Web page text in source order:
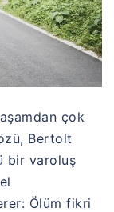
çok
Bertolt
bir varoluş
Ölüm fikri